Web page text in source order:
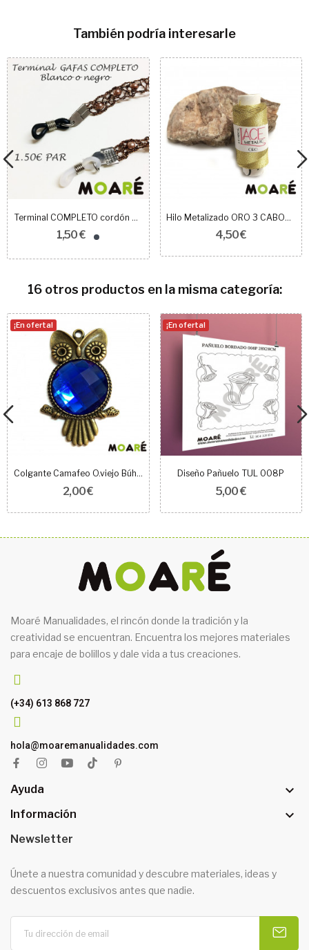
También podría interesarle
Terminal COMPLETO cordón de gafas Silicona
1,50 €
Hilo Metalizado ORO 3 CABOS 100m
4,50 €
16 otros productos en la misma categoría:
¡En oferta!
Colgante Camafeo O.viejo Búho Resina Azul oscuro
2,00 €
¡En oferta!
Diseño Pañuelo TUL 008P
5,00 €
Moaré Manualidades, el rincón donde la tradición y la
creatividad se encuentran. Encuentra los mejores materiales
para encaje de bolillos y dale vida a tus creaciones.
(+34) 613 868 727
hola@moaremanualidades.com
Ayuda 
Información 
Newsletter
Únete a nuestra comunidad y descubre materiales, ideas y
descuentos exclusivos antes que nadie.